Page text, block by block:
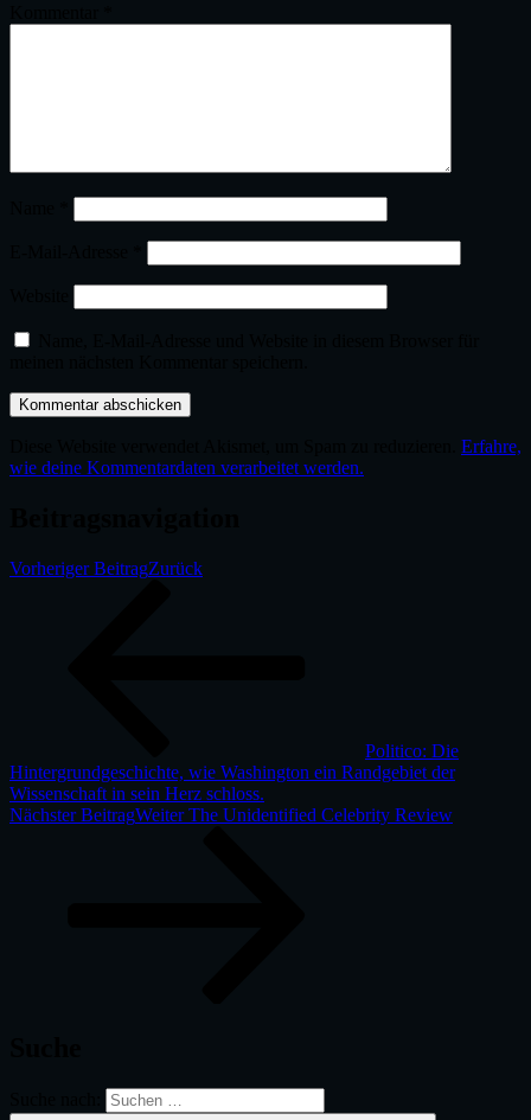
Erfahre,
wie deine Kommentardaten verarbeitet werden.
Vorheriger BeitragZurück
Politico: Die
Hintergrundgeschichte, wie Washington ein Randgebiet der
Wissenschaft in sein Herz schloss.
Nächster BeitragWeiter The Unidentified Celebrity Review